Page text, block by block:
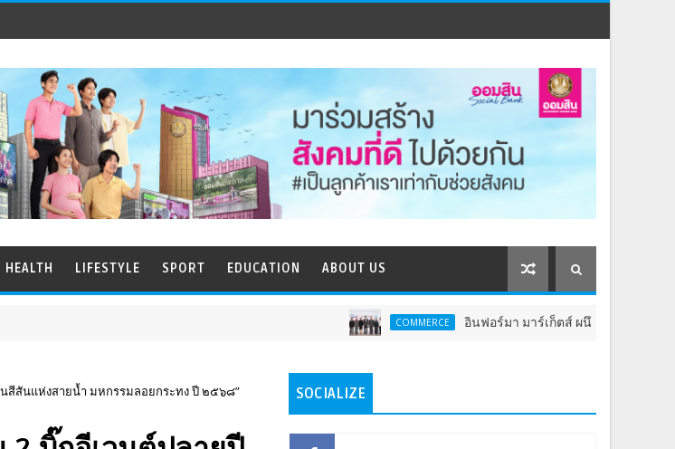
HEALTH LIFESTYLE SPORT EDUCATION ABOUT US
COMMERCE อินฟอร์มา มาร์เก็ตส์ ผนึกเครือข่ายธุรกิจท่องเที่ยว-บริก
สีสันแห่งสายน้ำ มหกรรมลอยกระทง ปี ๒๕๖๘”
SOCIALIZE